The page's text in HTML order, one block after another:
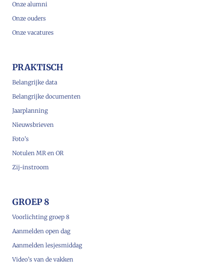
Onze alumni
Onze ouders
Onze vacatures
PRAKTISCH
Belangrijke data
Belangrijke documenten
Jaarplanning
Nieuwsbrieven
Foto’s
Notulen MR en OR
Zij-instroom
GROEP 8
Voorlichting groep 8
Aanmelden open dag
Aanmelden lesjesmiddag
Video’s van de vakken